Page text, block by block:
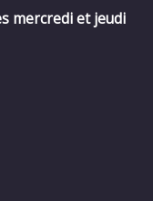
mercredi et jeudi